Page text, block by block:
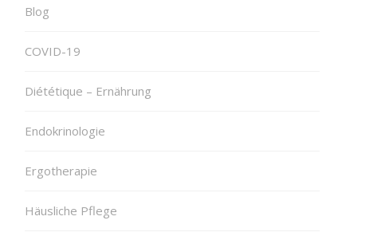
Blog
COVID-19
Diététique – Ernährung
Endokrinologie
Ergotherapie
Häusliche Pflege